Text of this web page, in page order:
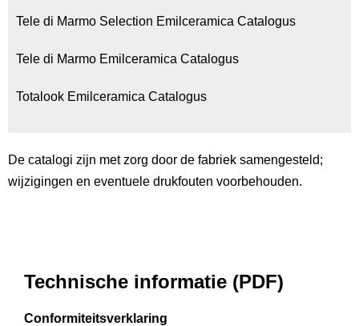
Tele di Marmo Selection Emilceramica Catalogus
Tele di Marmo Emilceramica Catalogus
Totalook Emilceramica Catalogus
De catalogi zijn met zorg door de fabriek samengesteld;
wijzigingen en eventuele drukfouten voorbehouden.
Technische informatie (PDF)
Conformiteitsverklaring